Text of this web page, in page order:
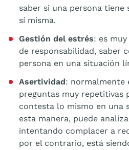
saber si una persona
sí misma.
Gestión del estrés: es
de responsabilidad, saber
persona en una situación
Asertividad: normalmente
preguntas muy repetitivas
contesta lo mismo en una
esta manera, puede
intentando complacer a
por el contrario, está